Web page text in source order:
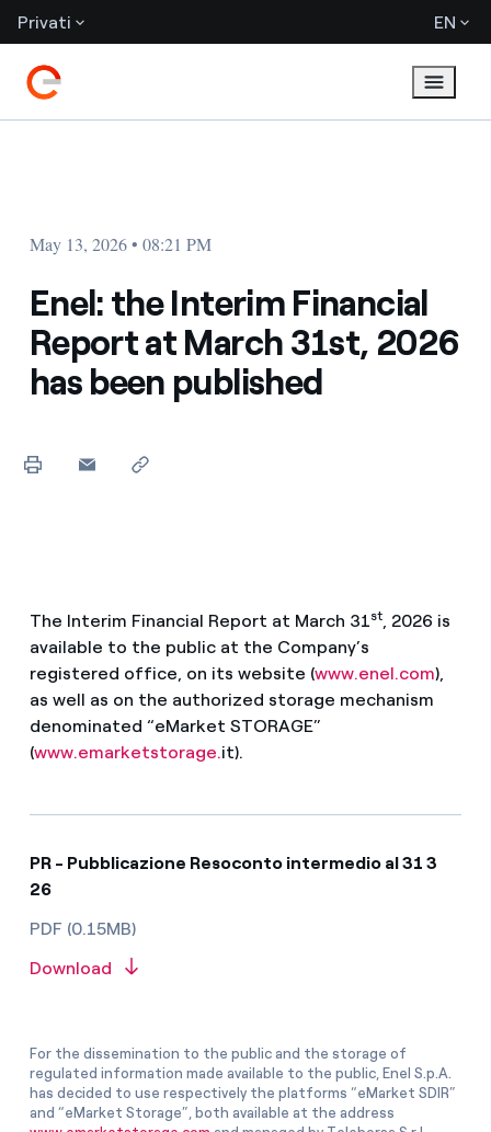
Privati EN
May 13, 2026 • 08:21 PM
Enel: the Interim Financial
Report at March 31st, 2026
has been published
The Interim Financial Report at March 31st, 2026 is
available to the public at the Company’s
registered office, on its website (www.enel.com),
as well as on the authorized storage mechanism
denominated “eMarket STORAGE”
(www.emarketstorage.it).
PR - Pubblicazione Resoconto intermedio al 31 3
26
PDF (0.15MB)
Download
For the dissemination to the public and the storage of
regulated information made available to the public, Enel S.p.A.
has decided to use respectively the platforms “eMarket SDIR”
and “eMarket Storage”, both available at the address